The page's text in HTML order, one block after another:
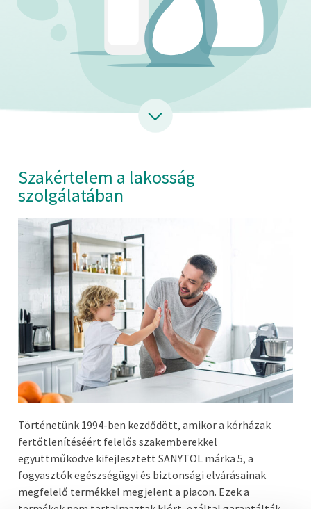
Szakértelem a lakosság
szolgálatában
Történetünk 1994-ben kezdődött, amikor a kórházak
fertőtlenítéséért felelős szakemberekkel
együttműködve kifejlesztett SANYTOL márka 5, a
fogyasztók egészségügyi és biztonsági elvárásainak
megfelelő termékkel megjelent a piacon. Ezek a